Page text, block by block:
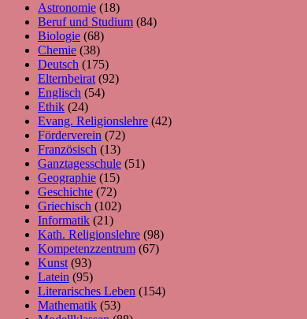
Astronomie (18)
Beruf und Studium (84)
Biologie (68)
Chemie (38)
Deutsch (175)
Elternbeirat (92)
Englisch (54)
Ethik (24)
Evang. Religionslehre (42)
Förderverein (72)
Französisch (13)
Ganztagesschule (51)
Geographie (15)
Geschichte (72)
Griechisch (102)
Informatik (21)
Kath. Religionslehre (98)
Kompetenzzentrum (67)
Kunst (93)
Latein (95)
Literarisches Leben (154)
Mathematik (53)